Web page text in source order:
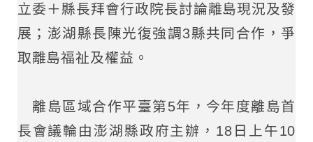
立委＋縣長拜會行政院長討論離島現況及發
展；澎湖縣長陳光復強調3縣共同合作，爭
取離島福祉及權益。
離島區域合作平臺第5年，今年度離島首
長會議輪由澎湖縣政府主辦，18日上午10